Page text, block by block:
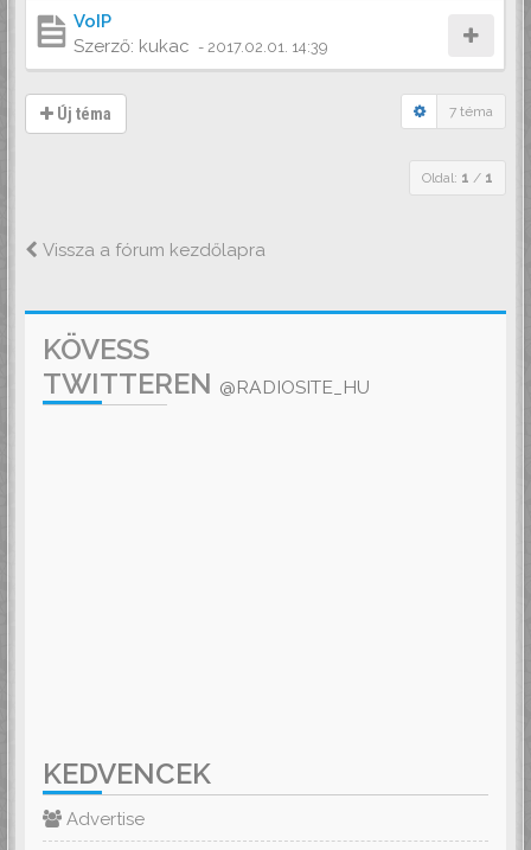
VoIP
Szerző: kukac - 2017.02.01. 14:39
Új téma 7 téma
Oldal: 1 / 1
Vissza a fórum kezdőlapra
KÖVESS
TWITTEREN @RADIOSITE_HU
KEDVENCEK
Advertise